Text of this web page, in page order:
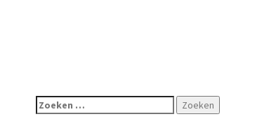
Zoeken
naar: